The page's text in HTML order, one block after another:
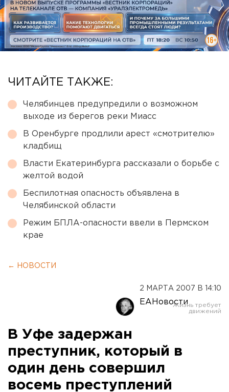
ЧИТАЙТЕ ТАКЖЕ:
Челябинцев предупредили о возможном
выходе из берегов реки Миасс
В Оренбурге продлили арест «смотрителю»
кладбищ
Власти Екатеринбурга рассказали о борьбе с
желтой водой
Беспилотная опасность объявлена в
Челябинской области
Режим БПЛА-опасности ввели в Пермском
крае
← НОВОСТИ
2 МАРТА 2007 В 14:10
ЕАНовости
В Уфе задержан
преступник, который в
один день совершил
восемь преступлений